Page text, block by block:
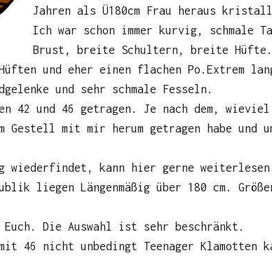
Jahren als Ü180cm Frau heraus
Ich war schon immer kurvig, schmale
Brust, breite Schultern, breite
und eher einen flachen Po.Extrem
und sehr schmale Fesseln.
42 und 46 getragen. Je nach dem,
Gestell mit mir herum getragen habe und
wiederfindet, kann hier gerne
liegen Längenmäßig über 180 cm.
Die Auswahl ist sehr beschränkt.
46 nicht unbedingt Teenager Klamotten